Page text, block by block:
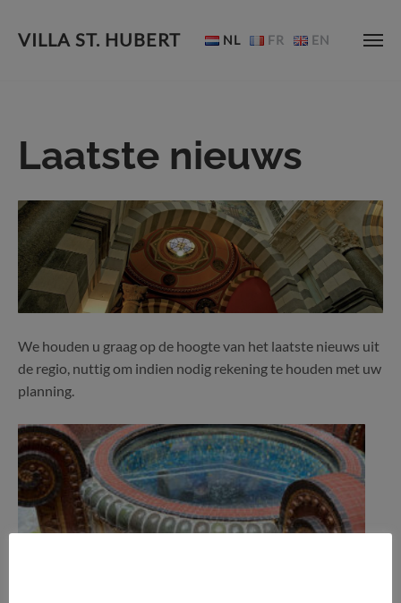
VILLA ST. HUBERT NL FR EN
Laatste nieuws
We houden u graag op de hoogte van het laatste nieuws uit
de regio, nuttig om indien nodig rekening te houden met uw
planning.